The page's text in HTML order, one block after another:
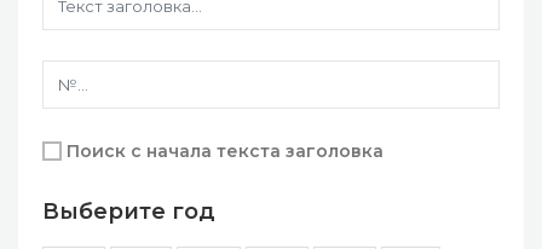
Поиск с начала текста заголовка
Выберите год